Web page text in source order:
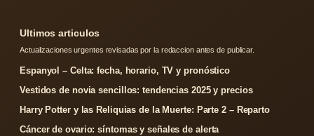
Ultimos articulos
Actualizaciones urgentes revisadas por la redaccion antes de publicar.
Espanyol – Celta: fecha, horario, TV y pronóstico
Vestidos de novia sencillos: tendencias 2025 y precios
Harry Potter y las Reliquias de la Muerte: Parte 2 – Reparto
Cáncer de ovario: síntomas y señales de alerta